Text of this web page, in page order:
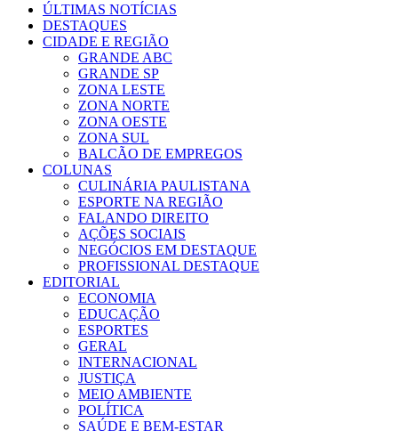
ÚLTIMAS NOTÍCIAS
DESTAQUES
CIDADE E REGIÃO
GRANDE ABC
GRANDE SP
ZONA LESTE
ZONA NORTE
ZONA OESTE
ZONA SUL
BALCÃO DE EMPREGOS
COLUNAS
CULINÁRIA PAULISTANA
ESPORTE NA REGIÃO
FALANDO DIREITO
AÇÕES SOCIAIS
NEGÓCIOS EM DESTAQUE
PROFISSIONAL DESTAQUE
EDITORIAL
ECONOMIA
EDUCAÇÃO
ESPORTES
GERAL
INTERNACIONAL
JUSTIÇA
MEIO AMBIENTE
POLÍTICA
SAÚDE E BEM-ESTAR